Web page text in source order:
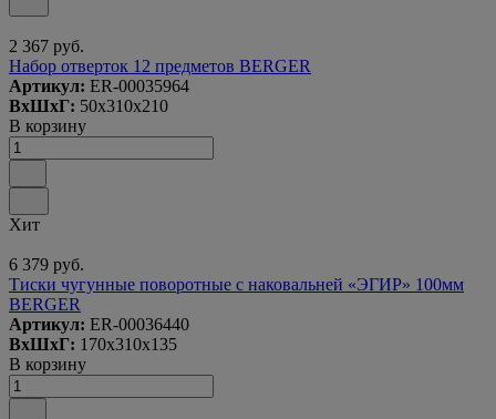
2 367 руб.
Набор отверток 12 предметов BERGER
Артикул: ER-00035964
ВxШxГ: 50x310x210
В корзину
Хит
6 379 руб.
Тиски чугунные поворотные с наковальней «ЭГИР» 100мм
BERGER
Артикул: ER-00036440
ВxШxГ: 170x310x135
В корзину